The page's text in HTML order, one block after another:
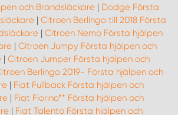
och Brandsläckare| Dodge Första
| Citroen Berlingo till 2018 Första
| Citroen Nemo Första hjälpen
| Citroen Jumpy Första hjälpen och
| Citroen Jumper Första hjälpen och
Berlingo 2019- Första hjälpen och
| Fiat Fullback Första hjälpen och
| Fiat Fiorino** Första hjälpen och
| Fiat Talento Första hjälpen och